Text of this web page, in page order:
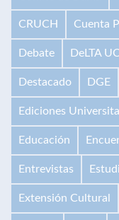
CRUCH Cuenta
Debate DeLTA
Destacado DGE
Ediciones
Educación
Entrevistas
Extensión Cultural